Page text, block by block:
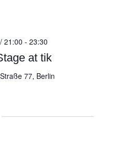
at tik
21:00 - 23:30
77, Berlin